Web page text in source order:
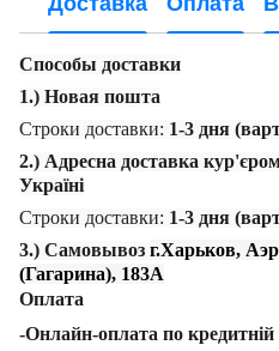
Способы доставки
1.) Новая пошта
Строки доставки: 1-3 дня
2.) Адресна доставка
Україні
Строки доставки: 1-3 дня
3.) Самовывоз г.Харьков,
(Гагарина), 183А
Оплата
-Онлайн-оплата по кредитній